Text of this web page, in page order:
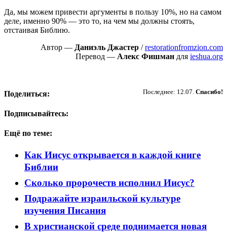
Да, мы можем привести аргументы в пользу 10%, но на самом
деле, именно 90% — это то, на чем мы должны стоять,
отстаивая Библию.
Автор — Даниэль Джастер /restorationfromzion.com
Перевод — Алекс Фишман для ieshua.org
Последнее: 12.07. Спасибо!
Поделиться:
Подписывайтесь:
Ещё по теме:
Как Иисус открывается в каждой книге
Библии
Сколько пророчеств исполнил Иисус?
Подражайте израильской культуре
изучения Писания
В христианской среде поднимается новая